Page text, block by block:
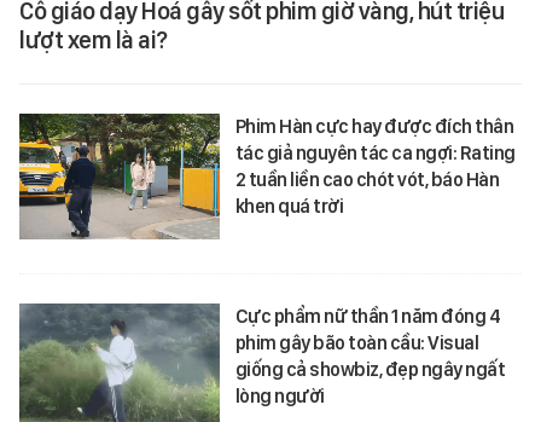
Cô giáo dạy Hoá gây sốt phim giờ vàng, hút triệu
lượt xem là ai?
Phim Hàn cực hay được đích thân
tác giả nguyên tác ca ngợi: Rating
2 tuần liền cao chót vót, báo Hàn
khen quá trời
Cực phẩm nữ thần 1 năm đóng 4
phim gây bão toàn cầu: Visual
giống cả showbiz, đẹp ngây ngất
lòng người